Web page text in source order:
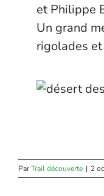
et Philippe
Un grand
rigolades
ParTrail découverte | 2